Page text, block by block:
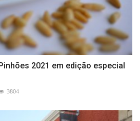
2021 em edição especial
3804